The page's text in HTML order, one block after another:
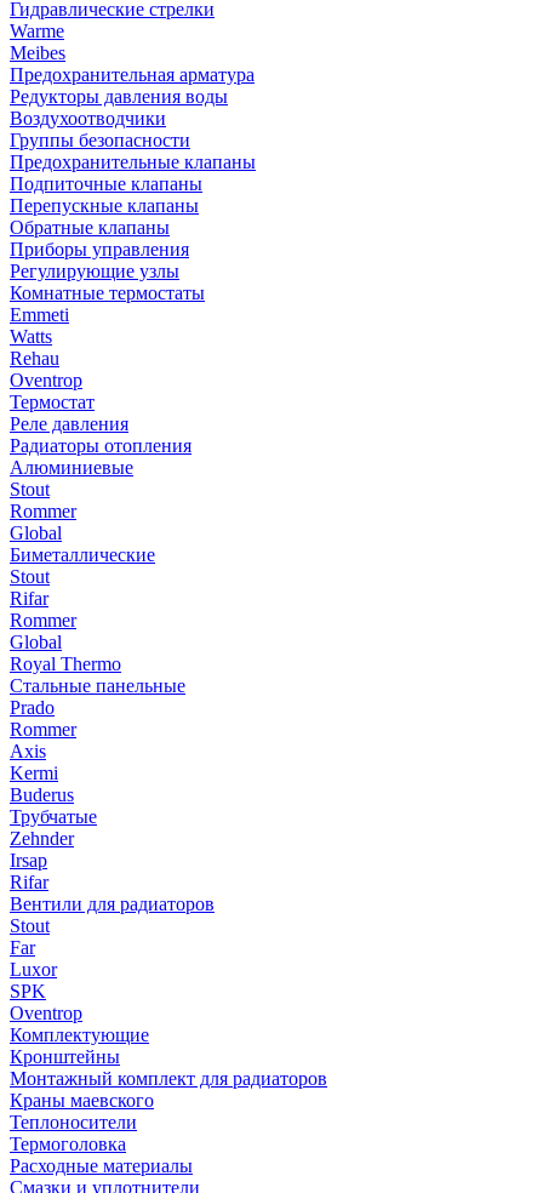
Гидравлические стрелки
Warme
Meibes
Предохранительная арматура
Редукторы давления воды
Воздухоотводчики
Группы безопасности
Предохранительные клапаны
Подпиточные клапаны
Перепускные клапаны
Обратные клапаны
Приборы управления
Регулирующие узлы
Комнатные термостаты
Emmeti
Watts
Rehau
Oventrop
Термостат
Реле давления
Радиаторы отопления
Алюминиевые
Stout
Rommer
Global
Биметаллические
Stout
Rifar
Rommer
Global
Royal Thermo
Стальные панельные
Prado
Rommer
Axis
Kermi
Buderus
Трубчатые
Zehnder
Irsap
Rifar
Вентили для радиаторов
Stout
Far
Luxor
SPK
Oventrop
Комплектующие
Кронштейны
Монтажный комплект для радиаторов
Краны маевского
Теплоносители
Термоголовка
Расходные материалы
Смазки и уплотнители